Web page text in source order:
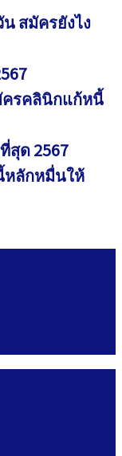
สมัครยังไง
รคลินิกแก้หนี้
สุด 2567
ลักหมื่นให้